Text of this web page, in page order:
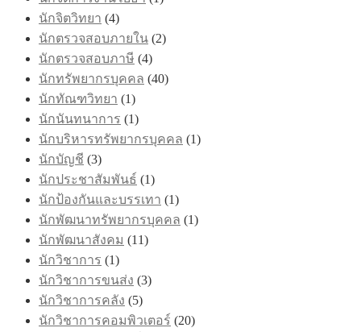
นักจิตวิทยา (4)
นักตรวจสอบภายใน (2)
นักตรวจสอบภาษี (4)
นักทรัพยากรบุคคล (40)
นักทัณฑวิทยา (1)
นักนันทนาการ (1)
นักบริหารทรัพยากรบุคคล (1)
นักบัญชี (3)
นักประชาสัมพันธ์ (1)
นักป้องกันและบรรเทา (1)
นักพัฒนาทรัพยากรบุคคล (1)
นักพัฒนาสังคม (11)
นักวิชาการ (1)
นักวิชาการขนส่ง (3)
นักวิชาการคลัง (5)
นักวิชาการคอมพิวเตอร์ (20)